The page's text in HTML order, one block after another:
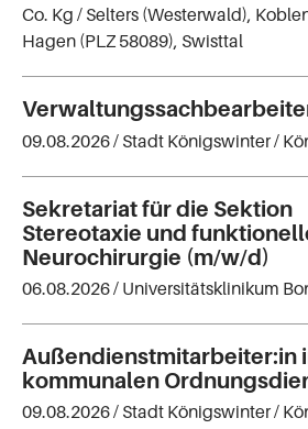
Co. Kg / Selters (Westerwald),
Hagen (PLZ 58089), Swisttal
09.08.2026 / Stadt Königswinter/
Sekretariat für die Sektion
Stereotaxie und
Neurochirurgie (m/w/d)
06.08.2026 / Universitätsklinikum
Außendienstmitarbeiter:in
kommunalen
09.08.2026 / Stadt Königswinter/